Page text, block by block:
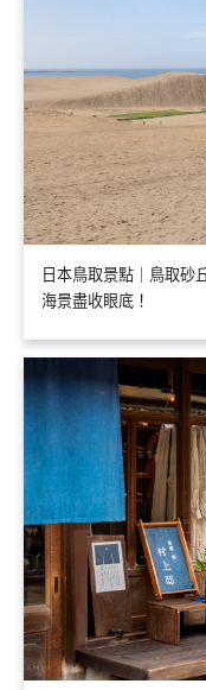
日本鳥取景點｜鳥取砂
海景盡收眼底！